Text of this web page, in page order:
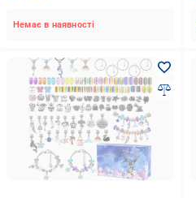
Немає в наявності